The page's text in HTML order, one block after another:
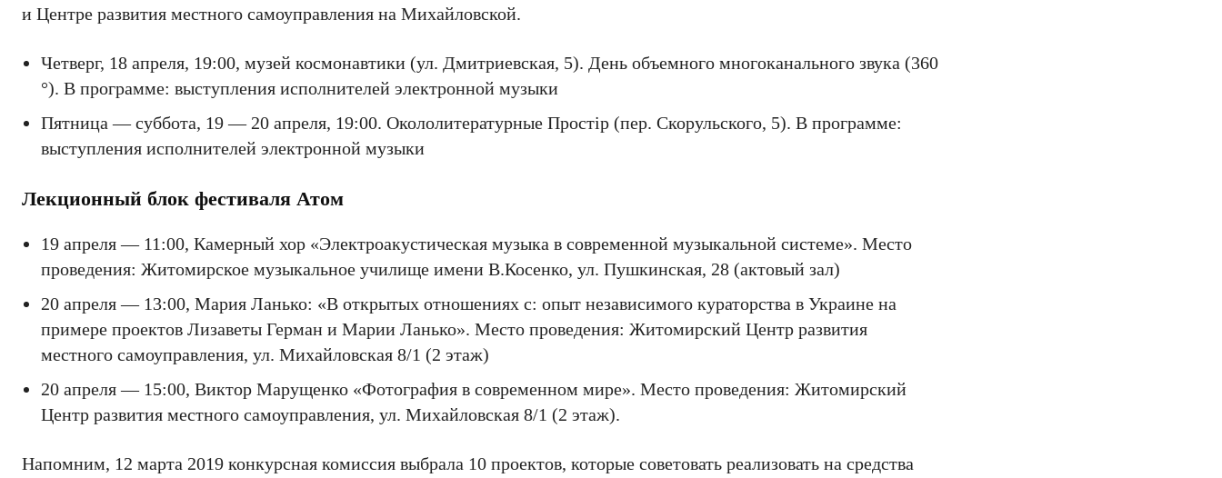
и Центре развития местного самоуправления на Михайловской.
Четверг, 18 апреля, 19:00, музей космонавтики (ул. Дмитриевская, 5). День объемного многоканального звука (360
°). В программе: выступления исполнителей электронной музыки
Пятница — суббота, 19 — 20 апреля, 19:00. Окололитературные Простip (пер. Скорульского, 5). В программе:
выступления исполнителей электронной музыки
Лекционный блок фестиваля Атом
19 апреля — 11:00, Камерный хор «Электроакустическая музыка в современной музыкальной системе». Место
проведения: Житомирское музыкальное училище имени В.Косенко, ул. Пушкинская, 28 (актовый зал)
20 апреля — 13:00, Мария Ланько: «В открытых отношениях с: опыт независимого кураторства в Украине на
примере проектов Лизаветы Герман и Марии Ланько». Место проведения: Житомирский Центр развития
местного самоуправления, ул. Михайловская 8/1 (2 этаж)
20 апреля — 15:00, Виктор Марущенко «Фотография в современном мире». Место проведения: Житомирский
Центр развития местного самоуправления, ул. Михайловская 8/1 (2 этаж).
Напомним, 12 марта 2019 конкурсная комиссия выбрала 10 проектов, которые советовать реализовать на средства